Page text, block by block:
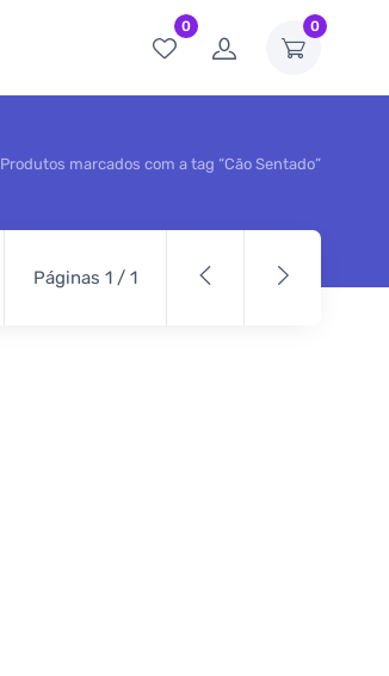
0 0
Produtos marcados com a tag “Cão Sentado”
Páginas 1 / 1